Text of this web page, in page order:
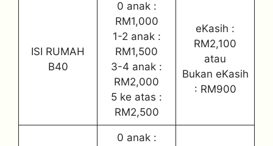
ISI RUMAH
B40
0 anak :
RM1,000
1-2 anak :
RM1,500
3-4 anak :
RM2,000
5 ke atas :
RM2,500
eKasih :
RM2,100
atau
Bukan eKasih
: RM900
0 anak :